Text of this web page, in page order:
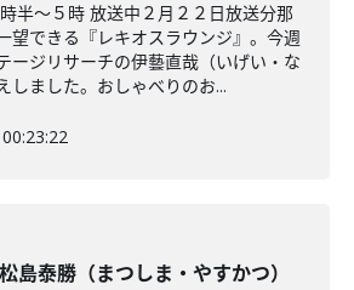
半～５時 放送中２月２２日放送分那
望できる『レキオスラウンジ』。今週
ージリサーチの伊藝直哉（いげい・な
しました。おしゃべりのお...
00:23:22
松島泰勝（まつしま・やすかつ）